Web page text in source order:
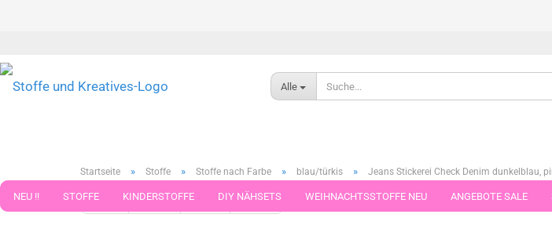
Alle
NEU !! STOFFE KINDERSTOFFE DIY NÄHSETS WEIHNACHTSSTOFFE NEU ANGEBOTE SALE
Startseite » Stoffe » Stoffe nach Farbe » blau/türkis » Jeans Stickerei Check Denim dunkelblau,
« Erster « zurück weiter » Letzter » Artikel in dieser Kategorie